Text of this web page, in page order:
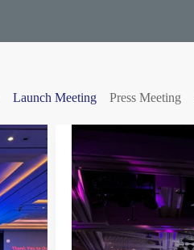
Launch Meeting Press Meeting